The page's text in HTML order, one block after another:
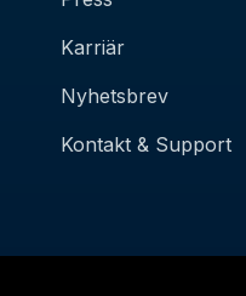
Karriär
Nyhetsbrev
Kontakt & Support